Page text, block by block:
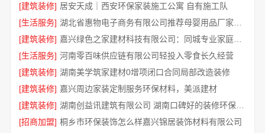
[建筑装修] 居安天成｜西安环保家装施工公寓 自有施工队
[生活服务]
[建筑装修]
嘉兴绿色之家建材科技有限公司：同城专业家庭装修机构优质
[生活服务] 河南零百味供应链有限公司轻投入零食长久经营
[建筑装修] 湖南美学筑家建材0增项闭口合同局部改造装修
[建筑装修] 嘉兴周边家装定制服务环保材料，美派建材
[建筑装修]
湖南创益讯建筑有限公司 湖南口碑好的装修环保材料全包公司
[招商加盟] 桐乡市环保装饰怎么样嘉兴锦居装饰材料有限公司